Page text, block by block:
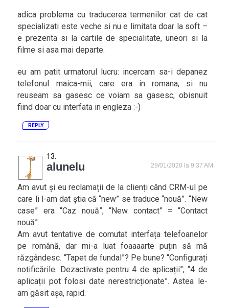
adica problema cu traducerea termenilor cat de cat
specializati este veche si nu e limitata doar la soft –
e prezenta si la cartile de specialitate, uneori si la
filme si asa mai departe.
eu am patit urmatorul lucru: incercam sa-i depanez
telefonul maica-mii, care era in romana, si nu
reuseam sa gasesc ce voiam sa gasesc, obisnuit
fiind doar cu interfata in engleza :-)
REPLY
alunelu 29/01/2020 la 9:37 AM
Am avut și eu reclamații de la clienți când CRM-ul pe
care li l-am dat știa că “new” se traduce “nouă”. “New
case” era “Caz nouă”, “New contact” = “Contact
nouă”.
Am avut tentative de comutat interfața telefoanelor
pe română, dar mi-a luat foaaaarte puțin să mă
răzgândesc. “Tapet de fundal”? Pe bune? “Configurați
notificările. Dezactivate pentru 4 de aplicații”; “4 de
aplicații pot folosi date nerestricționate”. Astea le-
am găsit așa, rapid.